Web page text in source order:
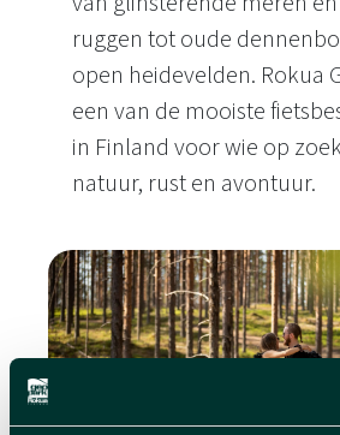
ruggen tot oude
open heidevelden. Rokua
een van de mooiste
in Finland voor wie op
natuur, rust en avontuur.
Mountainbiking en fietsen